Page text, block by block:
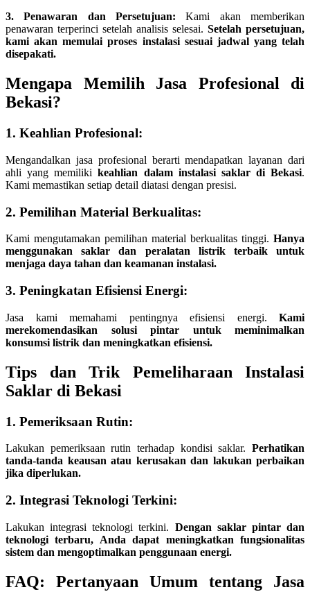
3. Penawaran dan Persetujuan: Kami akan memberikan
penawaran terperinci setelah analisis selesai. Setelah persetujuan,
kami akan memulai proses instalasi sesuai jadwal yang telah
disepakati.
Mengapa Memilih Jasa Profesional di
Bekasi?
1. Keahlian Profesional:
Mengandalkan jasa profesional berarti mendapatkan layanan dari
ahli yang memilikikeahlian dalam instalasi saklar di Bekasi.
Kami memastikan setiap detail diatasi dengan presisi.
2. Pemilihan Material Berkualitas:
Kami mengutamakan pemilihan material berkualitas tinggi. Hanya
menggunakan saklar dan peralatan listrik terbaik untuk
menjaga daya tahan dan keamanan instalasi.
3. Peningkatan Efisiensi Energi:
Jasa kami memahami pentingnya efisiensi energi. Kami
merekomendasikan solusi pintar untuk meminimalkan
konsumsi listrik dan meningkatkan efisiensi.
Tips dan Trik Pemeliharaan Instalasi
Saklar di Bekasi
1. Pemeriksaan Rutin:
Lakukan pemeriksaan rutin terhadap kondisi saklar. Perhatikan
tanda-tanda keausan atau kerusakan dan lakukan perbaikan
jika diperlukan.
2. Integrasi Teknologi Terkini:
Lakukan integrasi teknologi terkini. Dengan saklar pintar dan
teknologi terbaru, Anda dapat meningkatkan fungsionalitas
sistem dan mengoptimalkan penggunaan energi.
FAQ: Pertanyaan Umum tentang Jasa